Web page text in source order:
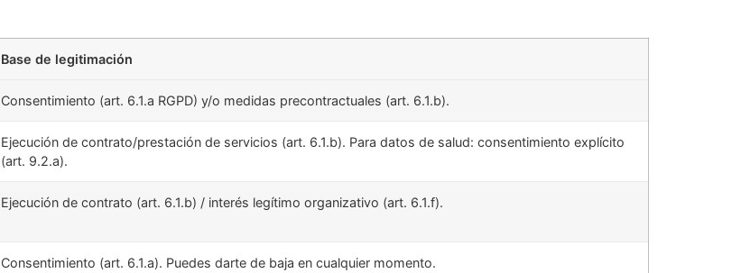
Base de legitimación
Consentimiento (art. 6.1.a RGPD) y/o medidas precontractuales (art. 6.1.b).
Ejecución de contrato/prestación de servicios (art. 6.1.b). Para datos de salud: consentimiento explícito
(art. 9.2.a).
Ejecución de contrato (art. 6.1.b) / interés legítimo organizativo (art. 6.1.f).
Consentimiento (art. 6.1.a). Puedes darte de baja en cualquier momento.